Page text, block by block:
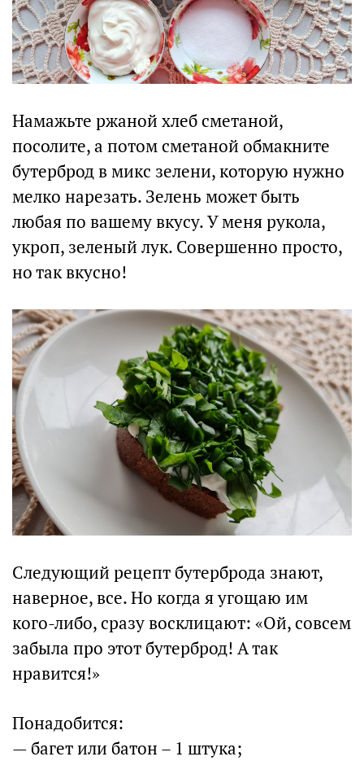
Намажьте ржаной хлеб сметаной,
посолите, а потом сметаной обмакните
бутерброд в микс зелени, которую нужно
мелко нарезать. Зелень может быть
любая по вашему вкусу. У меня рукола,
укроп, зеленый лук. Совершенно просто,
но так вкусно!
Следующий рецепт бутерброда знают,
наверное, все. Но когда я угощаю им
кого-либо, сразу восклицают: «Ой, совсем
забыла про этот бутерброд! А так
нравится!»
Понадобится:
— багет или батон – 1 штука;